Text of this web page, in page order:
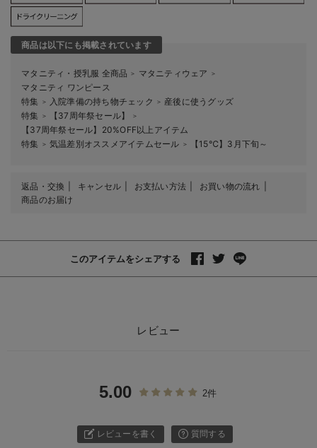
商品は以下にも掲載されています
マタニティ・授乳服 全商品 ＞ マタニティウェア ＞
マタニティ ワンピース
特集
＞ 入院準備の持ち物チェック ＞ 産後に使うグッズ
特集
＞ 【37周年祭セール】 ＞
【37周年祭セール】20%OFF以上アイテム
特集
＞ 気温差別オススメアイテムセール ＞ 【15℃】3月下旬～
返品・交換 キャンセル お支払い方法
お買い物の流れ
商品のお届け
このアイテムをシェアする
レビュー
5.00 2件
レビューを書く 質問する